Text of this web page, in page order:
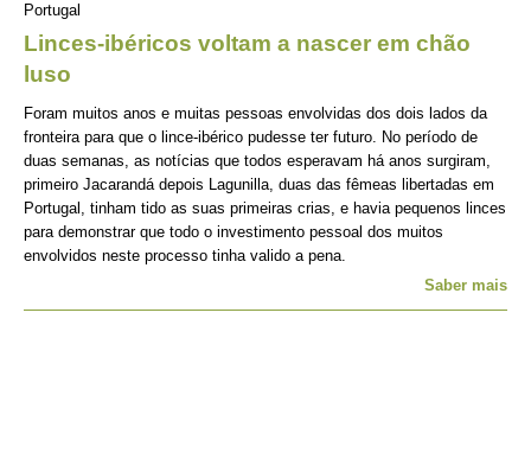
Portugal
Linces-ibéricos voltam a nascer em chão
luso
Foram muitos anos e muitas pessoas envolvidas dos dois lados da
fronteira para que o lince-ibérico pudesse ter futuro. No período de
duas semanas, as notícias que todos esperavam há anos surgiram,
primeiro Jacarandá depois Lagunilla, duas das fêmeas libertadas em
Portugal, tinham tido as suas primeiras crias, e havia pequenos linces
para demonstrar que todo o investimento pessoal dos muitos
envolvidos neste processo tinha valido a pena.
Saber mais